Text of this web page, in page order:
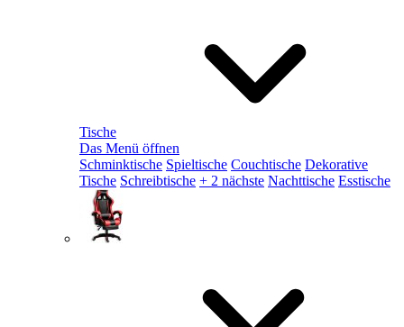
Tische
Das Menü öffnen
Schminktische Spieltische Couchtische Dekorative
Tische Schreibtische + 2 nächste Nachttische Esstische